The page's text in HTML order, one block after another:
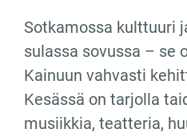
Sotkamossa kulttuuri
sulassa sovussa – se
Kainuun vahvasti
Kesässä on tarjolla
musiikkia, teatteria,